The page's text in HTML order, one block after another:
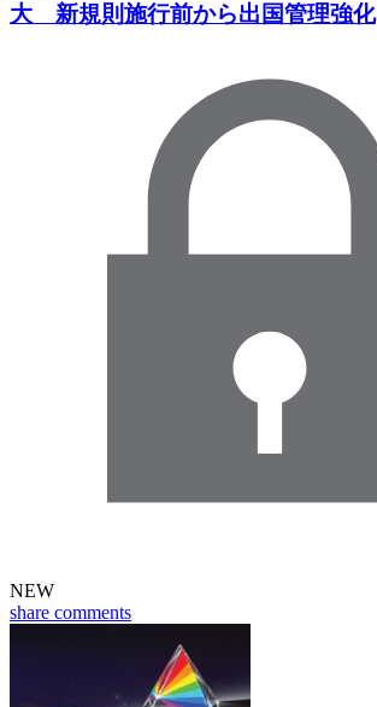
大 新規則施行前から出国管理強化
NEW
share comments